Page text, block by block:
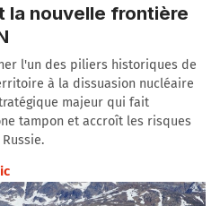
la nouvelle frontière
l'un des piliers historiques de
à la dissuasion nucléaire
majeur qui fait
tampon et accroît les risques